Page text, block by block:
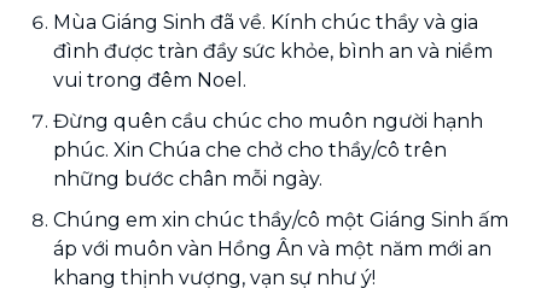
Mùa Giáng Sinh đã về. Kính chúc thầy và gia
đình được tràn đầy sức khỏe, bình an và niềm
vui trong đêm Noel.
Đừng quên cầu chúc cho muôn người hạnh
phúc. Xin Chúa che chở cho thầy/cô trên
những bước chân mỗi ngày.
Chúng em xin chúc thầy/cô một Giáng Sinh ấm
áp với muôn vàn Hồng Ân và một năm mới an
khang thịnh vượng, vạn sự như ý!